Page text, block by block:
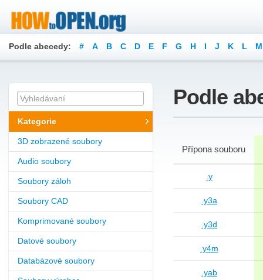
Podle abecedy: # A B C D E F G H I J K L M
Kategorie
3D zobrazené soubory
Audio soubory
Soubory záloh
Soubory CAD
Komprimované soubory
Datové soubory
Databázové soubory
Podle
Přípona souboru
.y
.y3a
.y3d
.y4m
.yab